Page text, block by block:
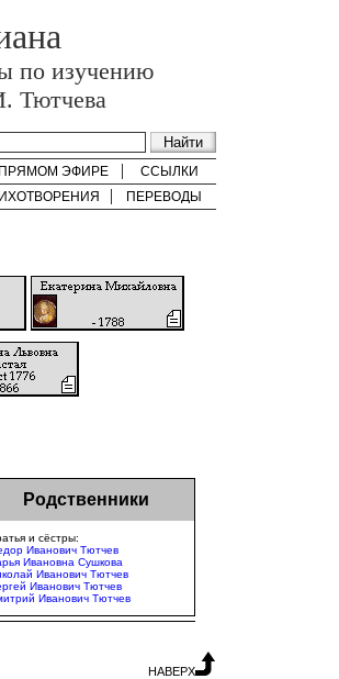
по изучению
Тютчева
ЭФИРЕ
ССЫЛКИ
ПЕРЕВОДЫ
Родственники
и сёстры:
Иванович Тютчев
Ивановна Сушкова
Иванович Тютчев
Иванович Тютчев
Иванович Тютчев
НАВЕРХ